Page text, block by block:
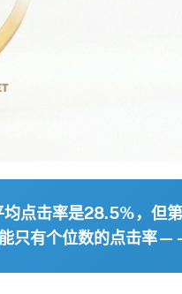
点击率是28.5%，但
只有个位数的点击率